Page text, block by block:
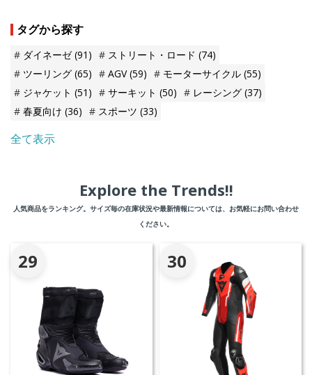
タグから探す
ダイネーゼ(91) ストリート・ロード (74)
ツーリング (65) AGV(59) モーターサイクル (55)
ジャケット (51) サーキット (50) レーシング (37)
春夏向け (36) スポーツ (33)
全て表示
Explore the Trends!!
人気商品をランキング。サイズ毎の在庫状況や最新情報については、お気軽にお問い合わせ
ください。
29 30